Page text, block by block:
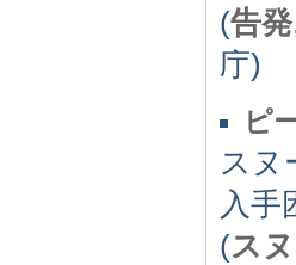
(告発
庁)
ピ
スヌ
入手
(ス